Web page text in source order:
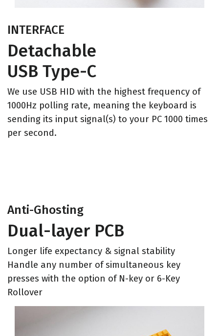
INTERFACE
Detachable
USB Type-C
We use USB HID with the highest frequency of
1000Hz polling rate, meaning the keyboard is
sending its input signal(s) to your PC 1000 times
per second.
Anti-Ghosting
Dual-layer PCB
Longer life expectancy & signal stability
Handle any number of simultaneous key
presses with the option of N-key or 6-Key
Rollover